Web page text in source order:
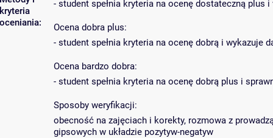
kryteria
oceniania:
- student spełnia kryteria na ocenę dostateczną
Ocena dobra plus:
- student spełnia kryteria na ocenę dobrą i wykazuje
Ocena bardzo dobra:
- student spełnia kryteria na ocenę dobrą plus i
Sposoby weryfikacji:
obecność na zajęciach i korekty, rozmowa z
gipsowych w układzie pozytyw-negatyw